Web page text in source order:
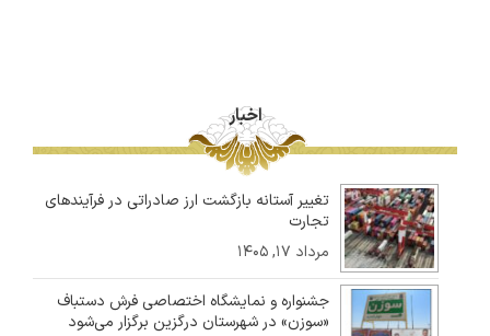
اخبار
تغییر آستانه بازگشت ارز صادراتی در فرآیندهای
تجارت
مرداد ۱۷, ۱۴۰۵
جشنواره و نمایشگاه اختصاصی فرش دستباف
«سوزن» در شهرستان درگزین برگزار می‌شود